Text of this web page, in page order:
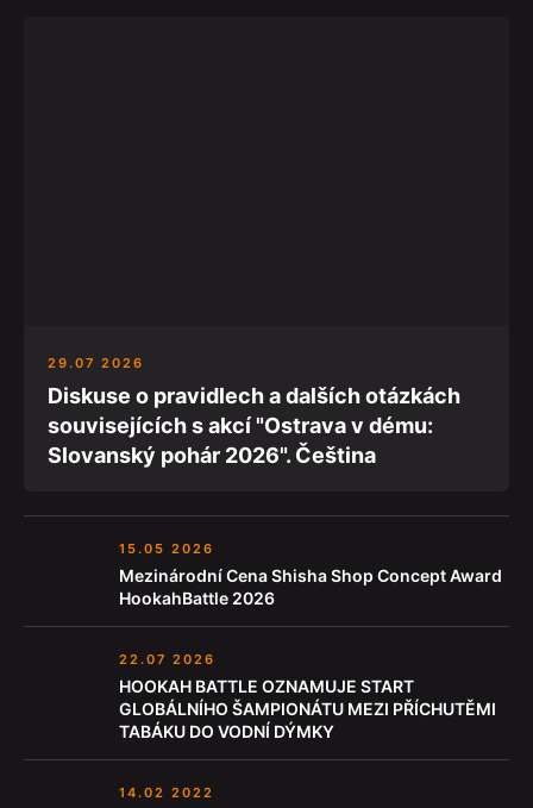
29.07 2026
Diskuse o pravidlech a dalších otázkách
souvisejících s akcí "Ostrava v dému:
Slovanský pohár 2026". Čeština
15.05 2026
Mezinárodní Cena Shisha Shop Concept Award
HookahBattle 2026
22.07 2026
HOOKAH BATTLE OZNAMUJE START
GLOBÁLNÍHO ŠAMPIONÁTU MEZI PŘÍCHUTĚMI
TABÁKU DO VODNÍ DÝMKY
14.02 2022